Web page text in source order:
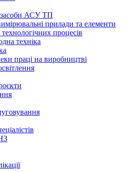
засоби АСУ ТП
прилади та елементи
технологічних процесів
техніка
праці на виробництві